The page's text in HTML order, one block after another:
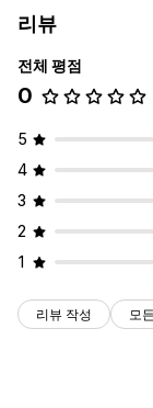
리뷰
전체 평점
0
5
4
3
2
1
리뷰 작성 모